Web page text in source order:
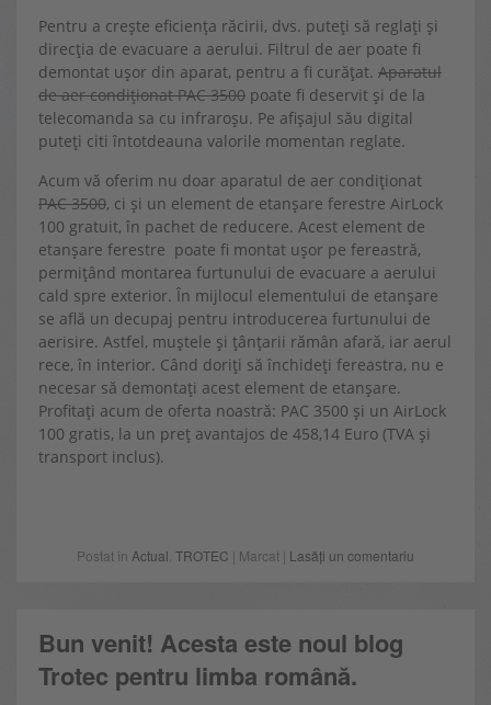
Pentru a crește eficiența răcirii, dvs. puteți să reglați și
direcția de evacuare a aerului. Filtrul de aer poate fi
demontat ușor din aparat, pentru a fi curățat. Aparatul
de aer condiționat PAC 3500 poate fi deservit și de la
telecomanda sa cu infraroșu. Pe afișajul său digital
puteți citi întotdeauna valorile momentan reglate.
Acum vă oferim nu doar aparatul de aer condiționat
PAC 3500, ci și un element de etanșare ferestre AirLock
100 gratuit, în pachet de reducere. Acest element de
etanșare ferestre poate fi montat ușor pe fereastră,
permițând montarea furtunului de evacuare a aerului
cald spre exterior. În mijlocul elementului de etanșare
se află un decupaj pentru introducerea furtunului de
aerisire. Astfel, muștele și țânțarii rămân afară, iar aerul
rece, în interior. Când doriți să închideți fereastra, nu e
necesar să demontați acest element de etanșare.
Profitați acum de oferta noastră: PAC 3500 și un AirLock
100 gratis, la un preț avantajos de 458,14 Euro (TVA și
transport inclus).
Postat în Actual TROTEC | Marcat | Lasăți un comentariu
Bun venit! Acesta este noul blog
Trotec pentru limba română.